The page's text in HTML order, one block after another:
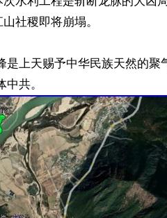
社稷即将崩塌。
是上天赐予中华民族天然的聚